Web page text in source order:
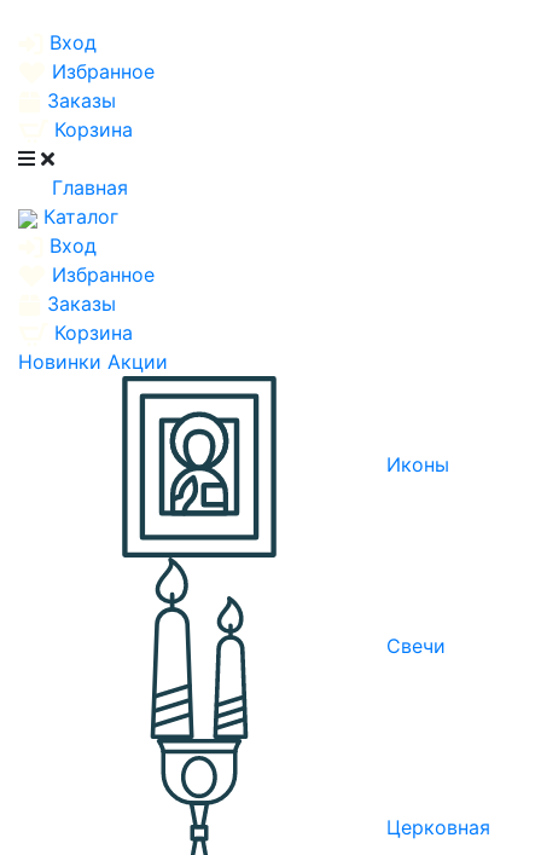
Вход
Избранное
Заказы
Корзина
Главная
Каталог
Вход
Избранное
Заказы
Корзина
Новинки Акции
Иконы
Свечи
Церковная